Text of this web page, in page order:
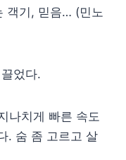
객기, 믿음… (민노
었다.
나치게 빠른 속도
. 숨 좀 고르고 살